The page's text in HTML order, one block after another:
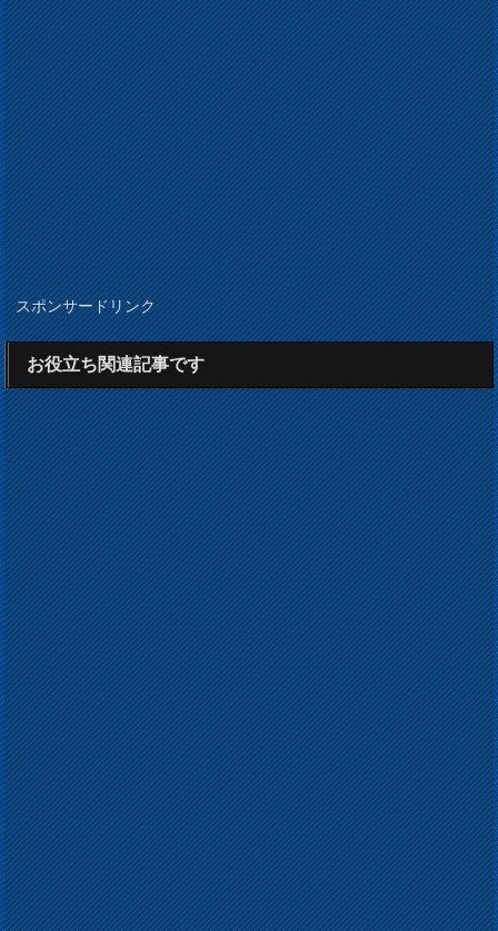
スポンサードリンク
お役立ち関連記事です